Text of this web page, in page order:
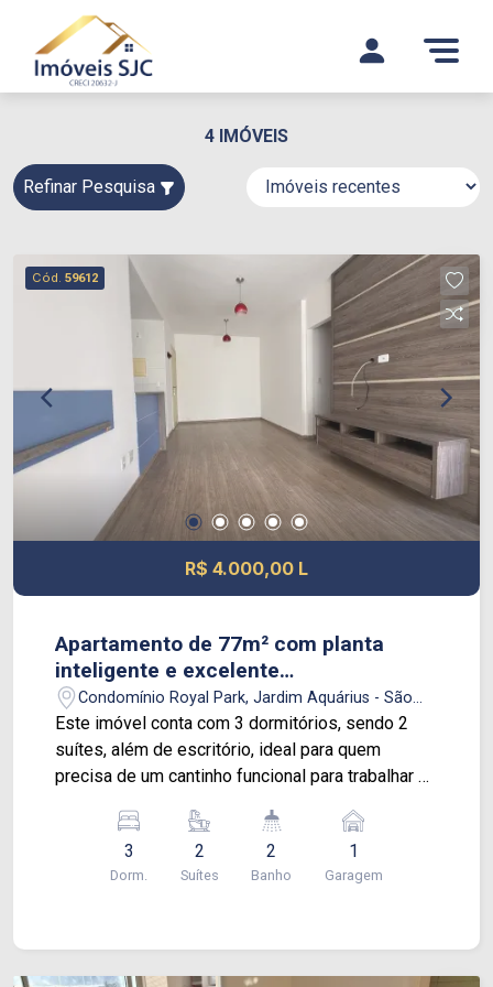
4 IMÓVEIS
Refinar Pesquisa
Cód. 59612
R$ 4.000,00 L
Apartamento de 77m² com planta
inteligente e excelente
aproveitamento dos espaços
Condomínio Royal Park, Jardim Aquárius - São
José dos Campos/SP
Este imóvel conta com 3 dormitórios, sendo 2
suítes, além de escritório, ideal para quem
precisa de um cantinho funcional para trabalhar ou
distribuída, com cozinha americana integrada à
sala para dois ambientes, criando um ambiente
moderno, aconchegante e perfeito para receber.
3
Dorm.
2
Suítes
2
Banho
1
Garagem